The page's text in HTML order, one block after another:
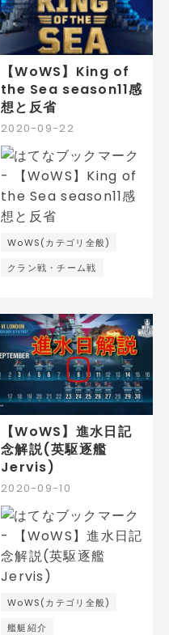
2020-09-22
【WoWS】King of
the Sea season11感
想と反省
WoWS(カテゴリ全般)
クラン戦・チーム戦
2020-09-10
【WoWS】進水日記
念解説(英駆逐艦
Jervis)
WoWS(カテゴリ全般)
艦艇紹介